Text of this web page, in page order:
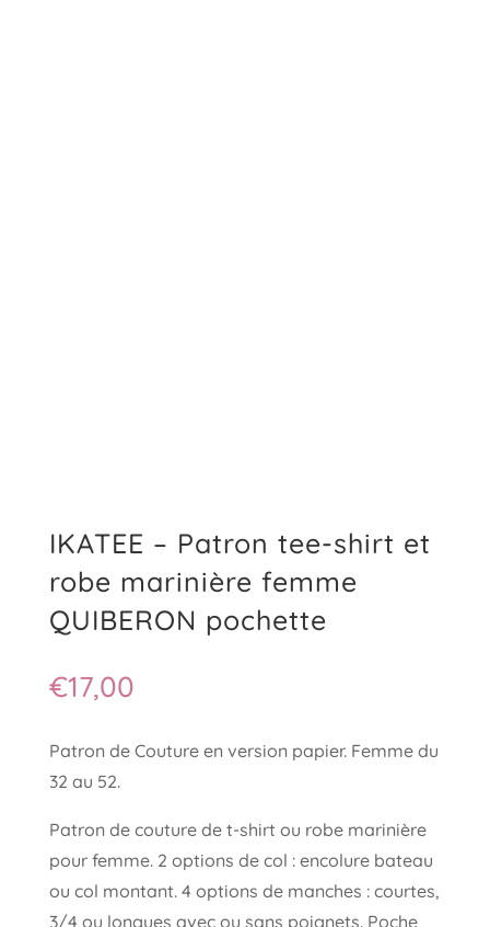
IKATEE – Patron tee-shirt et
robe marinière femme
QUIBERON pochette
€17,00
Patron de Couture en version papier. Femme du
32 au 52.
Patron de couture de t-shirt ou robe marinière
pour femme. 2 options de col : encolure bateau
ou col montant. 4 options de manches : courtes,
3/4 ou longues avec ou sans poignets. Poche